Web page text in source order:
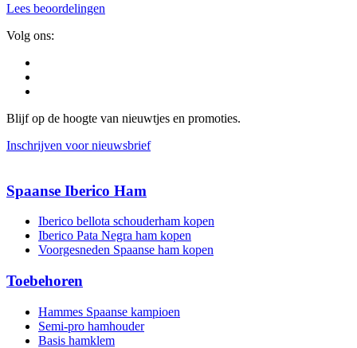
Lees beoordelingen
Volg ons:
Blijf op de hoogte van nieuwtjes en promoties.
Inschrijven voor nieuwsbrief
Spaanse Iberico Ham
Iberico bellota schouderham kopen
Iberico Pata Negra ham kopen
Voorgesneden Spaanse ham kopen
Toebehoren
Hammes Spaanse kampioen
Semi-pro hamhouder
Basis hamklem